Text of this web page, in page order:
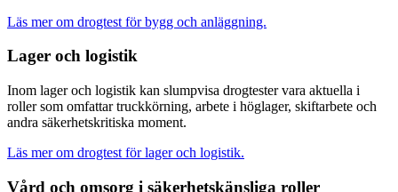
Läs mer om drogtest för bygg och anläggning.
Lager och logistik
Inom lager och logistik kan slumpvisa drogtester vara aktuella i
roller som omfattar truckkörning, arbete i höglager, skiftarbete och
andra säkerhetskritiska moment.
Läs mer om drogtest för lager och logistik.
Vård och omsorg i säkerhetskänsliga roller